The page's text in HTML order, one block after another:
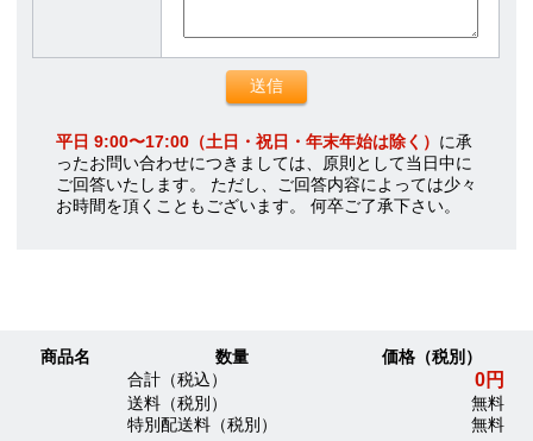
平日 9:00〜17:00（土日・祝日・年末年始は除く） に承
ったお問い合わせにつきましては、原則として当日中に
ご回答いたします。 ただし、ご回答内容によっては少々
お時間を頂くこともございます。 何卒ご了承下さい。
商品名 数量
価格（税別）
合計（税込）
0円
送料（税別）
無料
特別配送料（税別）
無料